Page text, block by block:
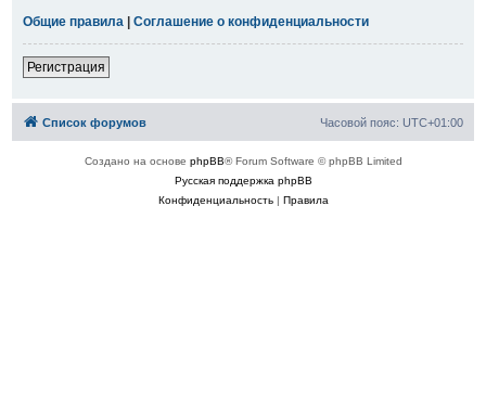
Общие правила | Соглашение о конфиденциальности
Регистрация
Список форумов Часовой пояс: UTC+01:00
Создано на основе phpBB® Forum Software © phpBB Limited
Русская поддержка phpBB
Конфиденциальность| Правила